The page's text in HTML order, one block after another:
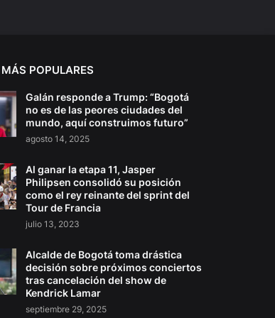
POPULARES
Galán responde a Trump: “Bogotá
no es de las peores ciudades del
mundo, aquí construimos futuro”
agosto 14, 2025
Al ganar la etapa 11, Jasper
Philipsen consolidó su posición
como el rey reinante del sprint del
Tour de Francia
julio 13, 2023
Alcalde de Bogotá toma drástica
decisión sobre próximos conciertos
tras cancelación del show de
Kendrick Lamar
septiembre 29, 2025